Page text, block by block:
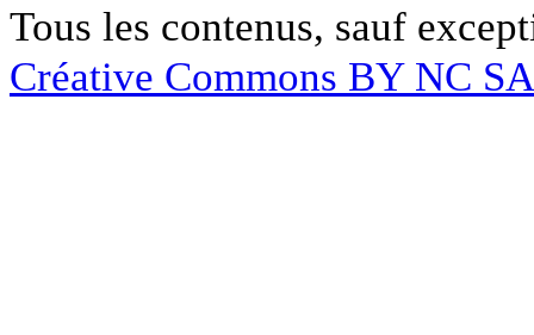
Tous les contenus, sauf
Créative Commons BY NC SA